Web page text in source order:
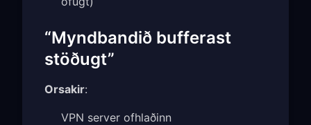
“Myndbandið bufferast
stöðugt”
Orsakir:
VPN server ofhlaðinn